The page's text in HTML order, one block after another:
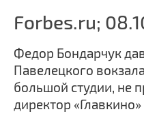
Forbes.ru;
Федор Бондарчук
Павелецкого
большой студии, не
директор